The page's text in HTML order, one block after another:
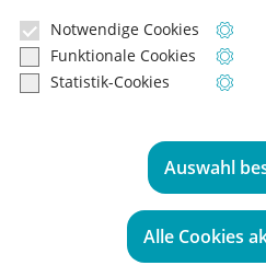
Notwendige Cookies
Funktionale Cookies
Statistik-Cookies
Auswahl
Alle Cookies
zur News-Übersicht
wir beraten
0221 -
medical plus ist Mitglied der